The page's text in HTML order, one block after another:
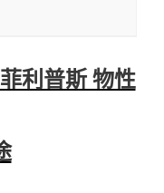
利普斯 物性